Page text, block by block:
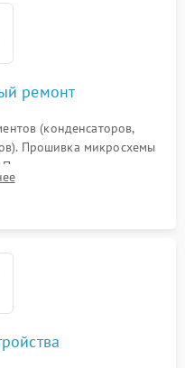
ремонт
(конденсаторов,
Прошивка микросхемы
поломке подсветки —
светодиодов.